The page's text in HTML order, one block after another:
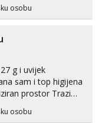
osobu
g i uvijek
sam i top higijena
prostor Trazim
Erotsko rublje
osobu